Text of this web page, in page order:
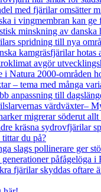
med fjärilar omsätter
i vingmembran kan ge
minskning av danska
spridning till nya
kamgräsfjärilar hotas
avgör
i Natura 2000-områden
– tema med många
anpassning till
värdväxter–
migrerar söderut allt
kräsna sydrovfjärilar
tittar du på?
slags pollinerare ger
påfågelöga i
fjärilar skyddas oftare